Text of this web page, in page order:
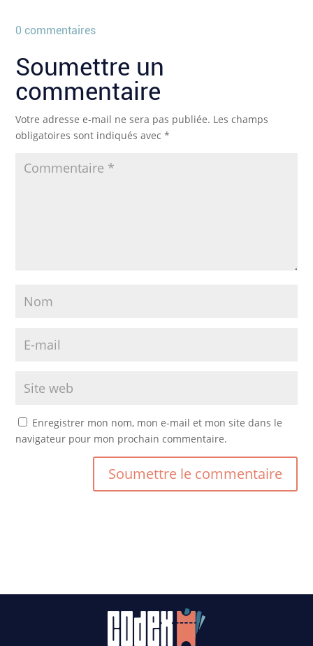
0 commentaires
Soumettre un
commentaire
Votre adresse e-mail ne sera pas publiée. Les champs
obligatoires sont indiqués avec*
Enregistrer mon nom, mon e-mail et mon site dans le
navigateur pour mon prochain commentaire.
Soumettre le commentaire